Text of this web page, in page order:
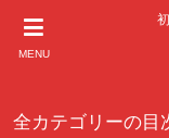
MENU
全カテゴリーの目